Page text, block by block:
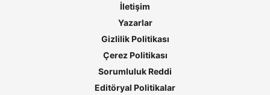
İletişim
Yazarlar
Gizlilik Politikası
Çerez Politikası
Sorumluluk Reddi
Editöryal Politikalar